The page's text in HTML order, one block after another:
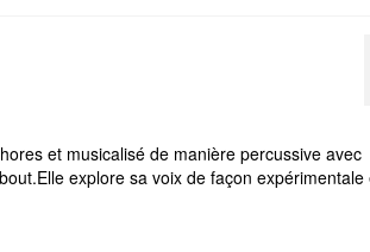
et musicalisé de manière percussive avec
explore sa voix de façon expérimentale